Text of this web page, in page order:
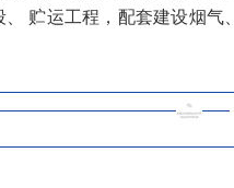
、 贮运工程，配套建设烟气、